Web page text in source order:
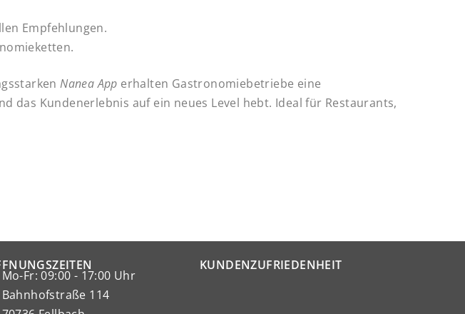
Empfehlungen.
Nanea App erhalten Gastronomiebetriebe eine
Kundenerlebnis auf ein neues Level hebt. Ideal für Restaurants,
Mo-Fr: 09:00 - 17:00 Uhr
Bahnhofstraße 114
KUNDENZUFRIEDENHEIT